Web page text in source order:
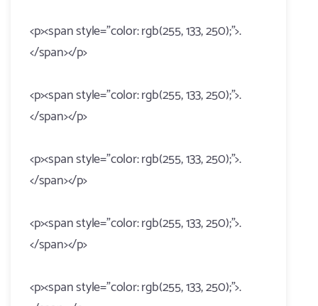
<p><span style="color: rgb(255, 133, 250);">.
</span></p>
<p><span style="color: rgb(255, 133, 250);">.
</span></p>
<p><span style="color: rgb(255, 133, 250);">.
</span></p>
<p><span style="color: rgb(255, 133, 250);">.
</span></p>
<p><span style="color: rgb(255, 133, 250);">.